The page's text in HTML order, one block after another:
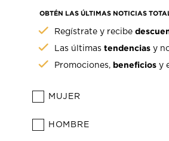
OBTÉN LAS ÚLTIMAS NOTICIAS
Regístrate y recibe
Las últimastendencias y
Promociones, beneficios y
MUJER
HOMBRE